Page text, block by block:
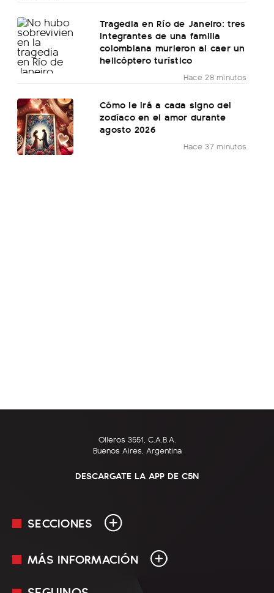
Tragedia en Río de Janeiro: tres
integrantes de una familia
colombiana murieron al caer un
helicóptero turístico
Hace 28 minutos
Cómo le irá a cada signo del
zodíaco en el amor durante
agosto 2026
Hace 37 minutos
Olleros 3551, C.A.B.A.
Buenos Aires, Argentina
DESCARGATE LA APP DE C5N
SECCIONES
En Vivo
MÁS INFORMACIÓN